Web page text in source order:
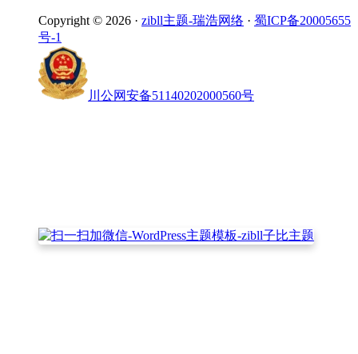
Copyright © 2026 · zibll主题-瑞浩网络 · 蜀ICP备20005655
号-1
川公网安备51140202000560号